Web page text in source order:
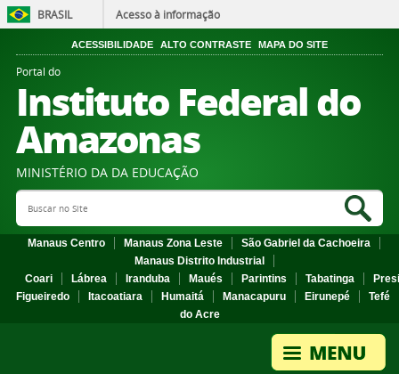
BRASIL Acesso à informação
ACESSIBILIDADE ALTO CONTRASTE MAPA DO SITE
Portal do
Instituto Federal do
Amazonas
MINISTÉRIO DA DA EDUCAÇÃO
Search Site
Manaus Centro Manaus Zona Leste
São Gabriel da Cachoeira
Manaus Distrito Industrial
Coari
Lábrea Iranduba Maués Parintins Tabatinga
Figueiredo
Itacoatiara Humaitá Manacapuru Eirunepé
Tefé
do Acre